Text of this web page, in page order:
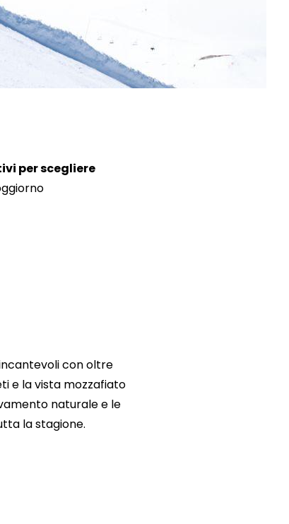
per scegliere
con oltre
e la vista mozzafiato
naturale e le
la stagione.